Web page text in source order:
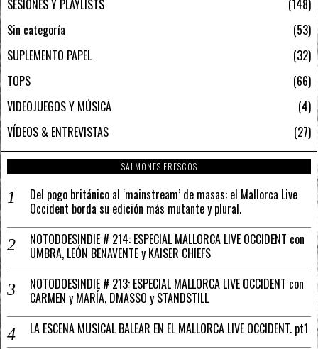
SESIONES Y PLAYLISTS
148
Sin categoría
53
SUPLEMENTO PAPEL
32
TOPS
66
VIDEOJUEGOS Y MÚSICA
4
VÍDEOS & ENTREVISTAS
27
SALMONES FRESCOS
Del pogo británico al ‘mainstream’ de masas: el Mallorca Live
Occident borda su edición más mutante y plural.
NOTODOESINDIE # 214: ESPECIAL MALLORCA LIVE OCCIDENT con
UMBRA, LEÓN BENAVENTE y KAISER CHIEFS
NOTODOESINDIE # 213: ESPECIAL MALLORCA LIVE OCCIDENT con
CARMEN y MARÍA, DMASSO y STANDSTILL
LA ESCENA MUSICAL BALEAR EN EL MALLORCA LIVE OCCIDENT. pt1